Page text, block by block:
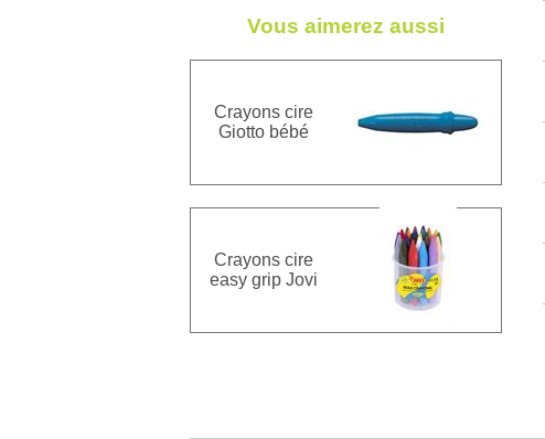
Vous aimerez aussi
Crayons cire
Giotto bébé
Crayons cire
easy grip Jovi